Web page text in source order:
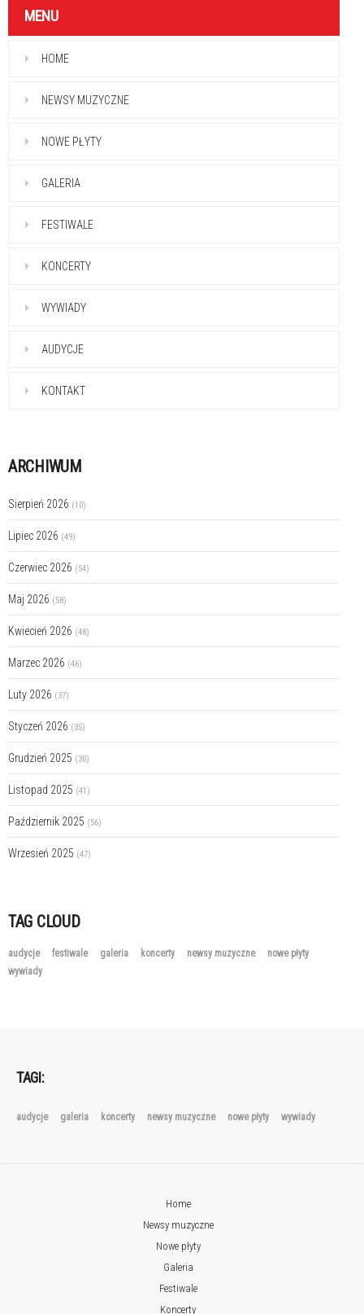
MENU
HOME
NEWSY MUZYCZNE
NOWE PŁYTY
GALERIA
FESTIWALE
KONCERTY
WYWIADY
AUDYCJE
KONTAKT
ARCHIWUM
Sierpień 2026 (10)
Lipiec 2026 (49)
Czerwiec 2026 (54)
Maj 2026 (58)
Kwiecień 2026 (48)
Marzec 2026 (46)
Luty 2026 (37)
Styczeń 2026 (35)
Grudzień 2025 (30)
Listopad 2025 (41)
Październik 2025 (56)
Wrzesień 2025 (47)
TAG CLOUD
audycje festiwale galeria koncerty newsy muzyczne
nowe płyty
wywiady
TAGI:
audycje galeria koncerty newsy muzyczne nowe płyty wywiady
Home
Newsy muzyczne
Nowe płyty
Galeria
Festiwale
Koncerty